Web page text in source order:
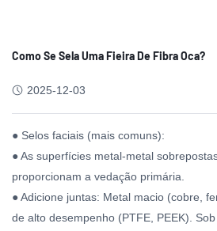
Como Se Sela Uma Fieira De Fibra Oca?
2025-12-03
● Selos faciais (mais comuns):
● As superfícies metal-metal
proporcionam a vedação primária.
● Adicione juntas: Metal macio (cobre,
de alto desempenho (PTFE, PEEK).